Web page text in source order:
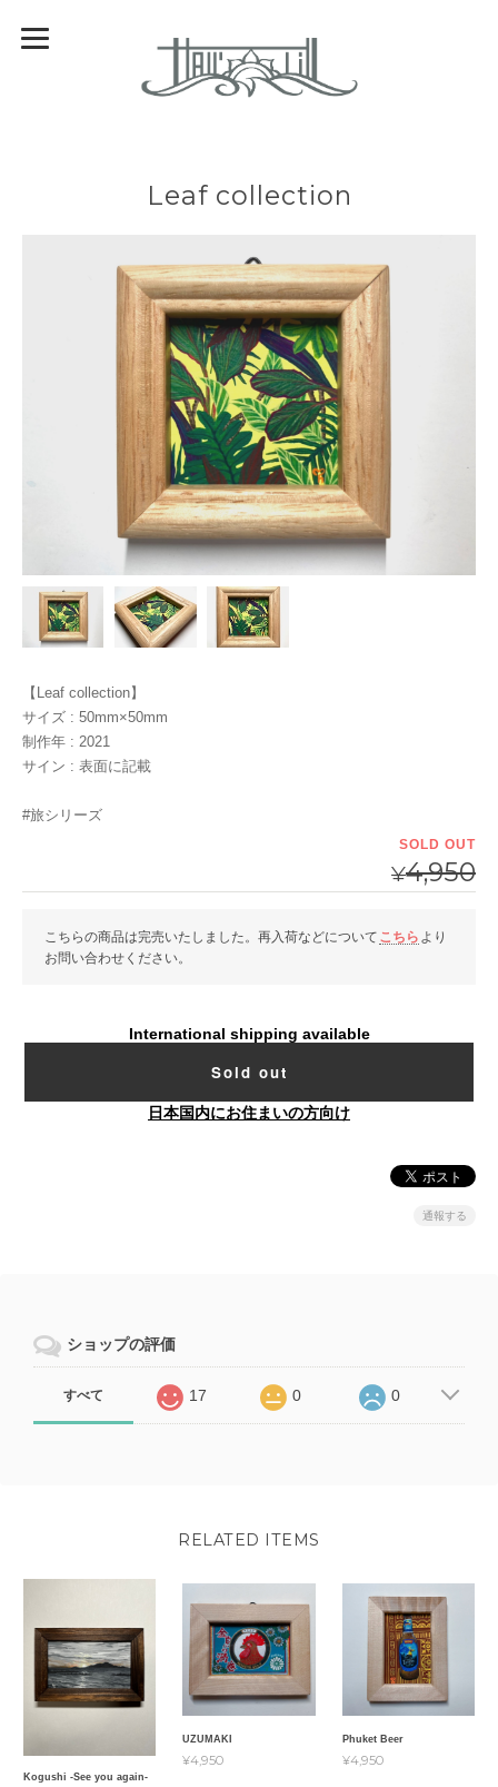
Leaf collection
【Leaf collection】
サイズ : 50mm×50mm
制作年 : 2021
サイン : 表面に記載
#旅シリーズ
SOLD OUT
¥4,950
こちらの商品は完売いたしました。再入荷などについて こちら より
お問い合わせください。
International shipping available
Sold out
日本国内にお住まいの方向け
通報する
ショップの評価
すべて 17 0 0
RELATED ITEMS
Kogushi -See you again-
UZUMAKI
¥4,950
Phuket Beer
¥4,950